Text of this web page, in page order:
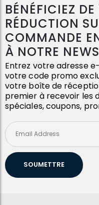
BÉNÉFICIEZ DE
RÉDUCTION
COMMANDE
À NOTRE
Entrez votre adresse
votre code promo
votre boîte de
premier à recevoir les
spéciales, coupons,
SOUMETTRE